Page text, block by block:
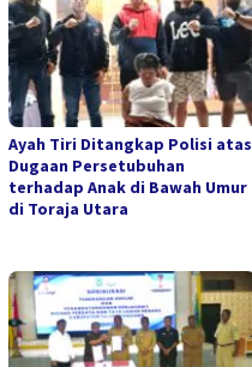
Ayah Tiri Ditangkap Polisi atas
Dugaan Persetubuhan
terhadap Anak di Bawah Umur
di Toraja Utara